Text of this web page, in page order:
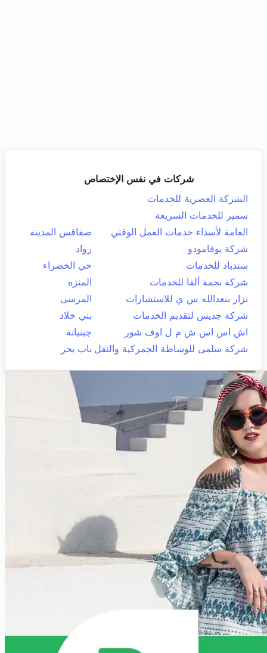
شركات في نفس الإختصاص
الشركة العصرية للخدمات
سمير للخدمات السريعة
العامة لأسداء خدمات العمل الوقتي
صفاقس المدينة
شركة يوفامودو
رواد
سندباد للخدمات
حي الخضراء
شركة نجمة ألفا للخدمات
المنزه
نزار بنعدالله س ي للاستشارات
المرسى
شركة جديس لتقديم الخدمات
بني خلاد
اش اس اس ش م ل اوف شور
جبنيانة
شركة سلمى للوساطة الجمركية والنقل باب بحر